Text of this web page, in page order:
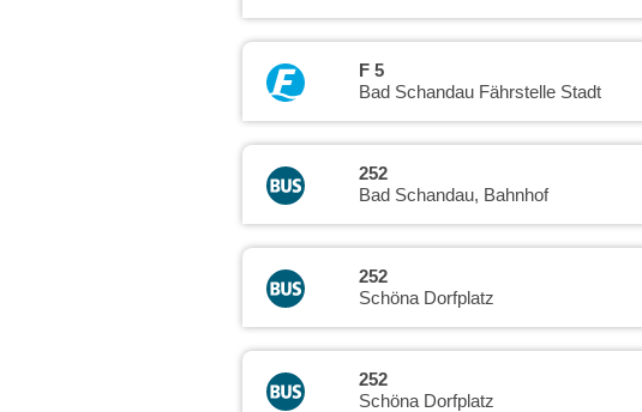
F 5
Bad Schandau Fährstelle Stadt
252
Bad Schandau, Bahnhof
252
Schöna Dorfplatz
252
Schöna Dorfplatz